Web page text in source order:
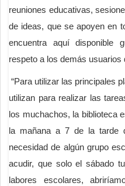
reuniones educativas,
de ideas, que se apoyen en
encuentra aquí disponible
respeto a los demás usuarios
“Para utilizar las principales
utilizan para realizar las
los muchachos, la biblioteca
la mañana a 7 de la tarde
necesidad de algún grupo
acudir, que solo el sábado
labores escolares,